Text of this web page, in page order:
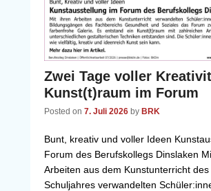
Zwei Tage voller
Kunst(t)raum im Forum
Posted on 7. Juli 2026 by BRK
Bunt, kreativ und voller Ideen
Forum des Berufskollegs Dinslaken
Arbeiten aus dem Kunstunterricht des
Schuljahres verwandelten